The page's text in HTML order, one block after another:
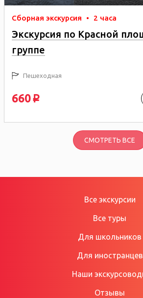
Сборная экскурсия • 2 часа
Экскурсия по Красной
группе
Пешеходная
660 p
СМОТРЕТЬ ВСЕ
Все экскурсии
Все туры
Для школьников
Для иностранцев
Наши
Отзывы